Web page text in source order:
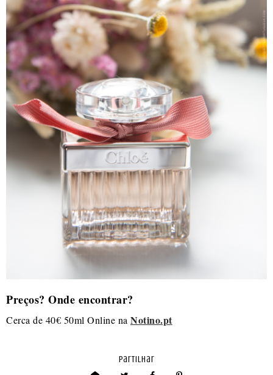
Preços? Onde encontrar?
Cerca de 40€ 50ml Online na Notino.pt
partilhar